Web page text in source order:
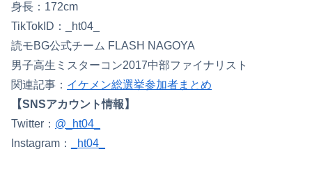
身長：172cm
TikTokID：_ht04_
読モBG公式チーム FLASH NAGOYA
男子高生ミスターコン2017中部ファイナリスト
関連記事： イケメン総選挙参加者まとめ
【SNSアカウント情報】
Twitter： @_ht04_
Instagram：
_ht04_